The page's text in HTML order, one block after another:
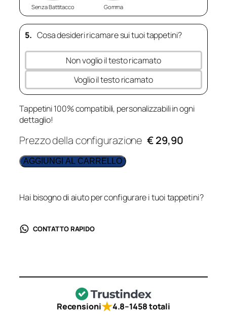
Senza Battitacco Gomma
5. Cosa desideri ricamare sui tuoi tappetini?
Non voglio il testo ricamato
Voglio il testo ricamato
Tappetini 100% compatibili, personalizzabili in ogni
dettaglio!
Prezzo della configurazione € 29,90
AGGIUNGI AL CARRELLO
Hai bisogno di aiuto per configurare i tuoi tappetini?
CONTATTO RAPIDO
Recensioni★4.8–1458 totali